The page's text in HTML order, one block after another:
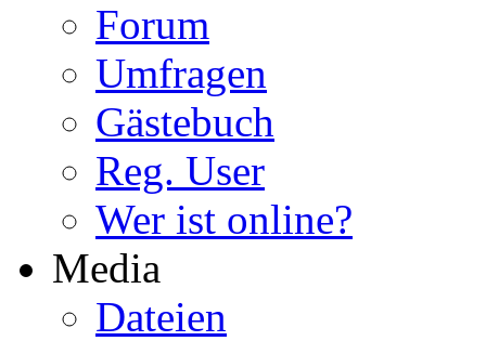
Forum
Umfragen
Gästebuch
Reg. User
Wer ist online?
Media
Dateien